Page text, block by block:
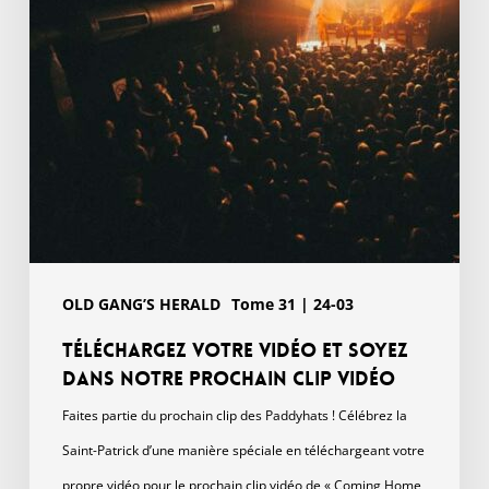
OLD GANG’S HERALD Tome 31 | 24-03
notre
clip
Téléchargez votre vidéo et soyez
dans notre prochain clip vidéo
Faites partie du prochain clip des Paddyhats ! Célébrez la
Saint-Patrick d’une manière spéciale en téléchargeant votre
propre vidéo pour le prochain clip vidéo de « Coming Home